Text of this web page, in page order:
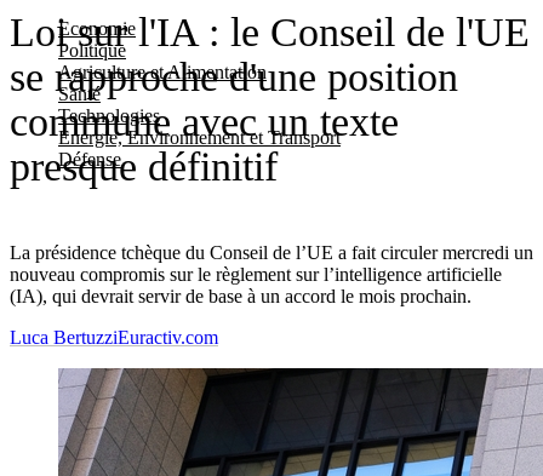
Economie
Politique
Agriculture et Alimentation
Santé
Technologies
Energie, Environnement et Transport
Défense
Loi sur l'IA : le Conseil de l'UE
se rapproche d'une position
commune avec un texte
presque définitif
La présidence tchèque du Conseil de l’UE a fait circuler mercredi un
nouveau compromis sur le règlement sur l’intelligence artificielle
(IA), qui devrait servir de base à un accord le mois prochain.
Luca BertuzziEuractiv.com